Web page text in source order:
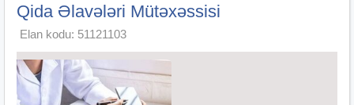
Qida Əlavələri Mütəxəssisi
Elan kodu: 51121103